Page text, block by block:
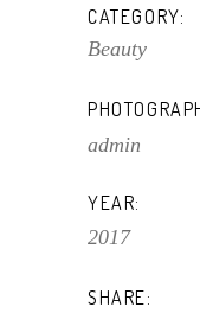
CATEGORY:
Beauty
admin
YEAR:
2017
SHARE: